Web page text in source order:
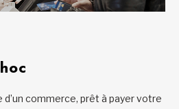
d’un commerce, prêt à payer votre